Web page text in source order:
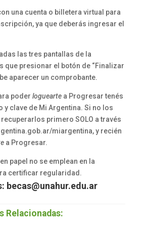
una cuenta o billetera virtual para
ya que deberás ingresar el
las tres pantallas de la
que presionar el botón de “Finalizar
aparecer un comprobante.
poder logueartea Progresar tenés
y clave de Mi Argentina. Si no los
primero SOLO a través
miargentina, y recién
a Progresar.
papel no se emplean en la
certificar regularidad.
becas@unahur.edu.ar
Relacionadas: